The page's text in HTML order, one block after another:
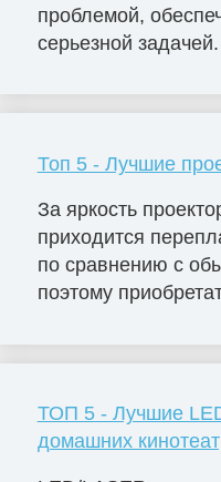
проблемой,
серьезной
Топ 5 - Лучшие
За яркость
приходится
по сравнению с
поэтому
ТОП 5 - Лучшие
домашних